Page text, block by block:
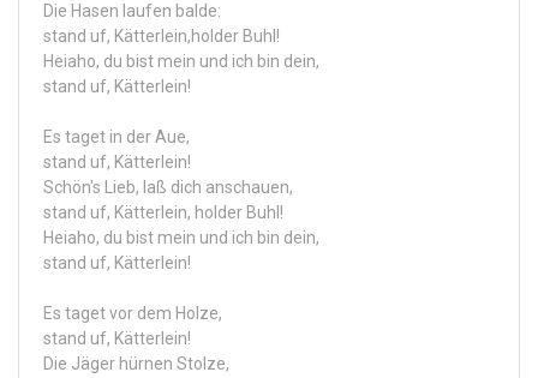
Die Hasen laufen balde:
stand uf, Kätterlein,holder Buhl!
Heiaho, du bist mein und ich bin dein,
stand uf, Kätterlein!
Es taget in der Aue,
stand uf, Kätterlein!
Schön's Lieb, laß dich anschauen,
stand uf, Kätterlein, holder Buhl!
Heiaho, du bist mein und ich bin dein,
stand uf, Kätterlein!
Es taget vor dem Holze,
stand uf, Kätterlein!
Die Jäger hürnen Stolze,